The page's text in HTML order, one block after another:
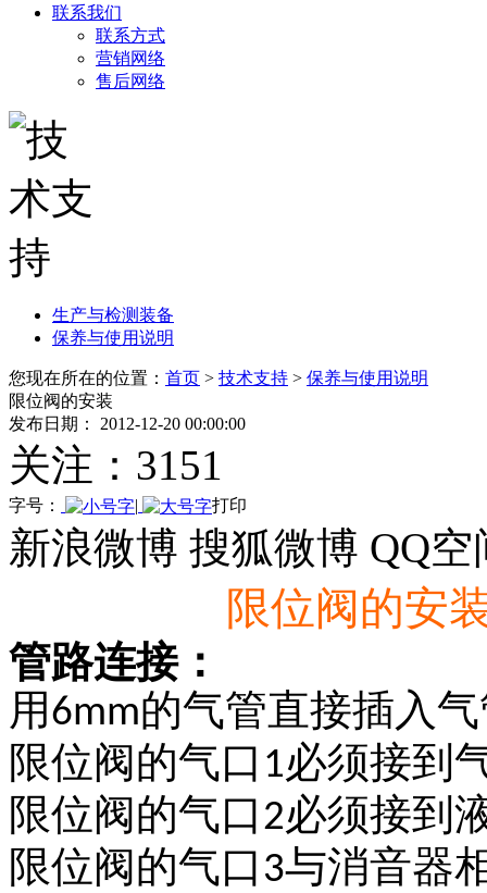
联系我们
联系方式
营销网络
售后网络
生产与检测装备
保养与使用说明
您现在所在的位置： 首页 > 技术支持 > 保养与使用说明
限位阀的安装
发布日期： 2012-12-20 00:00:00
关注： 3151
字号： | 打印
新浪微博 搜狐微博 QQ空
限位阀的安
管路连接：
用 6mm的气管直接插入
限位阀的气口 1必须接到
限位阀的气口2必须接到
限位阀的气口 3与消音器